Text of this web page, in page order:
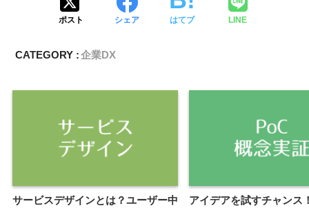
ポスト シェア はてブ LINE
CATEGORY :企業DX
サービスデザインとは？ユーザー中
アイデアを試すチャンス